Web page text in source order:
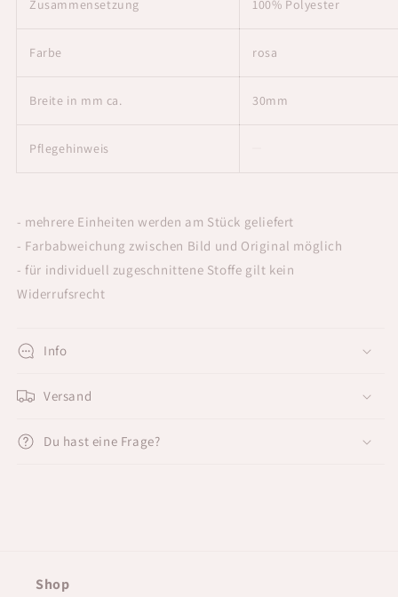
Zusammensetzung 100% Polyester
Farbe rosa
Breite in mm ca. 30mm
Pflegehinweis
- mehrere Einheiten werden am Stück geliefert
- Farbabweichung zwischen Bild und Original möglich
- für individuell zugeschnittene Stoffe gilt kein
Widerrufsrecht
Info
Versand
Du hast eine Frage?
Shop